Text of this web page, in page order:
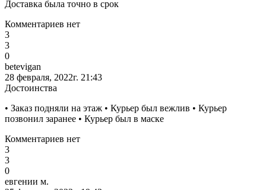
Доставка была точно в срок
Комментариев нет
3
3
0
betevigan
28 февраля, 2022г. 21:43
Достоинства
• Заказ подняли на этаж • Курьер был вежлив • Курьер
позвонил заранее • Курьер был в маске
Комментариев нет
3
3
0
евгении м.